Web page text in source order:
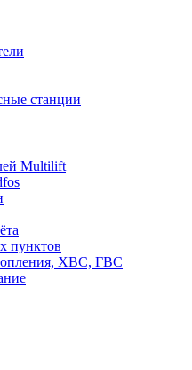
станции
Multilift
пунктов
ХВС, ГВС